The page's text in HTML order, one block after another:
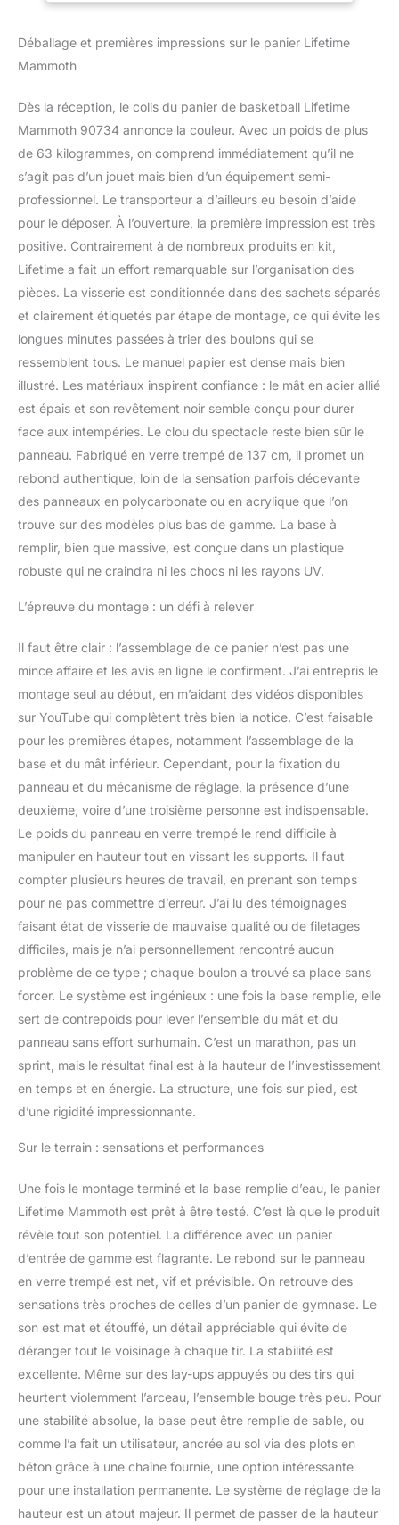
Déballage et premières impressions sur le panier Lifetime
Mammoth
Dès la réception, le colis du panier de basketball Lifetime
Mammoth 90734 annonce la couleur. Avec un poids de plus
de 63 kilogrammes, on comprend immédiatement qu’il ne
s’agit pas d’un jouet mais bien d’un équipement semi-
professionnel. Le transporteur a d’ailleurs eu besoin d’aide
pour le déposer. À l’ouverture, la première impression est très
positive. Contrairement à de nombreux produits en kit,
Lifetime a fait un effort remarquable sur l’organisation des
pièces. La visserie est conditionnée dans des sachets séparés
et clairement étiquetés par étape de montage, ce qui évite les
longues minutes passées à trier des boulons qui se
ressemblent tous. Le manuel papier est dense mais bien
illustré. Les matériaux inspirent confiance : le mât en acier allié
est épais et son revêtement noir semble conçu pour durer
face aux intempéries. Le clou du spectacle reste bien sûr le
panneau. Fabriqué en verre trempé de 137 cm, il promet un
rebond authentique, loin de la sensation parfois décevante
des panneaux en polycarbonate ou en acrylique que l’on
trouve sur des modèles plus bas de gamme. La base à
remplir, bien que massive, est conçue dans un plastique
robuste qui ne craindra ni les chocs ni les rayons UV.
L’épreuve du montage : un défi à relever
Il faut être clair : l’assemblage de ce panier n’est pas une
mince affaire et les avis en ligne le confirment. J’ai entrepris le
montage seul au début, en m’aidant des vidéos disponibles
sur YouTube qui complètent très bien la notice. C’est faisable
pour les premières étapes, notamment l’assemblage de la
base et du mât inférieur. Cependant, pour la fixation du
panneau et du mécanisme de réglage, la présence d’une
deuxième, voire d’une troisième personne est indispensable.
Le poids du panneau en verre trempé le rend difficile à
manipuler en hauteur tout en vissant les supports. Il faut
compter plusieurs heures de travail, en prenant son temps
pour ne pas commettre d’erreur. J’ai lu des témoignages
faisant état de visserie de mauvaise qualité ou de filetages
difficiles, mais je n’ai personnellement rencontré aucun
problème de ce type ; chaque boulon a trouvé sa place sans
forcer. Le système est ingénieux : une fois la base remplie, elle
sert de contrepoids pour lever l’ensemble du mât et du
panneau sans effort surhumain. C’est un marathon, pas un
sprint, mais le résultat final est à la hauteur de l’investissement
en temps et en énergie. La structure, une fois sur pied, est
d’une rigidité impressionnante.
Sur le terrain : sensations et performances
Une fois le montage terminé et la base remplie d’eau, le panier
Lifetime Mammoth est prêt à être testé. C’est là que le produit
révèle tout son potentiel. La différence avec un panier
d’entrée de gamme est flagrante. Le rebond sur le panneau
en verre trempé est net, vif et prévisible. On retrouve des
sensations très proches de celles d’un panier de gymnase. Le
son est mat et étouffé, un détail appréciable qui évite de
déranger tout le voisinage à chaque tir. La stabilité est
excellente. Même sur des lay-ups appuyés ou des tirs qui
heurtent violemment l’arceau, l’ensemble bouge très peu. Pour
une stabilité absolue, la base peut être remplie de sable, ou
comme l’a fait un utilisateur, ancrée au sol via des plots en
béton grâce à une chaîne fournie, une option intéressante
pour une installation permanente. Le système de réglage de la
hauteur est un atout majeur. Il permet de passer de la hauteur